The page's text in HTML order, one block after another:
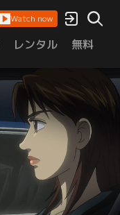
Watch now
レンタル 無料